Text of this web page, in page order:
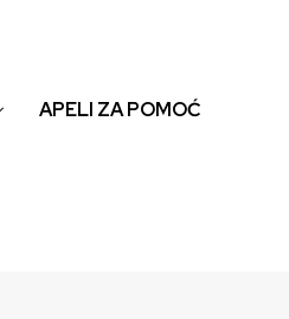
APELI ZA POMOĆ